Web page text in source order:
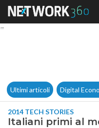
Ultimi articoli Digital
2014 TECH STORIES
Italiani primi al